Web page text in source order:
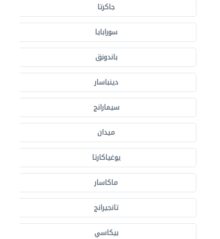
جاكرتا
سورابايا
باندونق
دينباسار
سيمارانج
ميدان
يوغياكارتا
ماكاسار
تانجيرانج
بيكاسي